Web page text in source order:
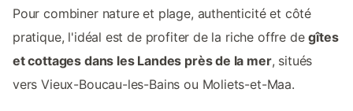
Pour combiner nature et plage, authenticité et côté
pratique, l'idéal est de profiter de la riche offre degîtes
et cottages dans les Landes près de la mer, situés
vers Vieux-Boucau-les-Bains ou Moliets-et-Maa.